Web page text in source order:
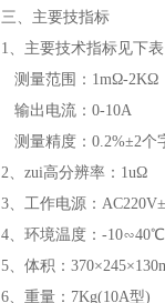
三、主要技指标
1、主要技术指标见下
测量范围：1mΩ-2KΩ
输出电流：0-10A
测量精度：0.2%±2个
2、zui高分辨率：1uΩ
3、工作电源：
4、环境温度：-10∽40℃
5、体积：
6、重量：7Kg(10A型)